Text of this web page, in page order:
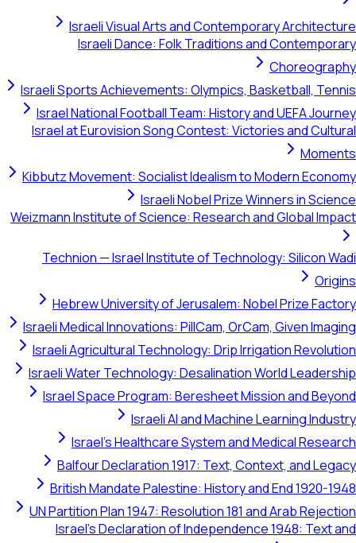
Israeli Visual Arts and Contemporary Architecture
Israeli Dance: Folk Traditions and Contemporary
Choreography
Israeli Sports Achievements: Olympics, Basketball, Tennis
Israel National Football Team: History and UEFA Journey
Israel at Eurovision Song Contest: Victories and Cultural
Moments
Kibbutz Movement: Socialist Idealism to Modern Economy
Israeli Nobel Prize Winners in Science
Weizmann Institute of Science: Research and Global Impact
Technion — Israel Institute of Technology: Silicon Wadi
Origins
Hebrew University of Jerusalem: Nobel Prize Factory
Israeli Medical Innovations: PillCam, OrCam, Given Imaging
Israeli Agricultural Technology: Drip Irrigation Revolution
Israeli Water Technology: Desalination World Leadership
Israel Space Program: Beresheet Mission and Beyond
Israeli AI and Machine Learning Industry
Israel's Healthcare System and Medical Research
Balfour Declaration 1917: Text, Context, and Legacy
British Mandate Palestine: History and End 1920-1948
UN Partition Plan 1947: Resolution 181 and Arab Rejection
Israel's Declaration of Independence 1948: Text and